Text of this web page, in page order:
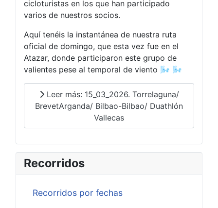
cicloturistas en los que han participado
varios de nuestros socios.
Aquí tenéis la instantánea de nuestra ruta
oficial de domingo, que esta vez fue en el
Atazar, donde participaron este grupo de
valientes pese al temporal de viento 🌬️ 🌬️
Leer más: 15_03_2026. Torrelaguna/
BrevetArganda/ Bilbao-Bilbao/ Duathlón
Vallecas
Recorridos
Recorridos por fechas